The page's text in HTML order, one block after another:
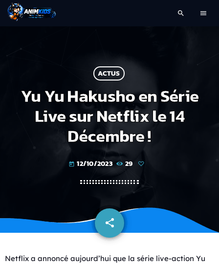
search menu
ACTUS
Yu Yu Hakusho en Série
Live sur Netflix le 14
Décembre !
today 12/10/2023 29
share
email
Netflix a annoncé aujourd’hui que la série live-action Yu